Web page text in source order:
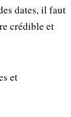
dates, il faut
crédible et
et